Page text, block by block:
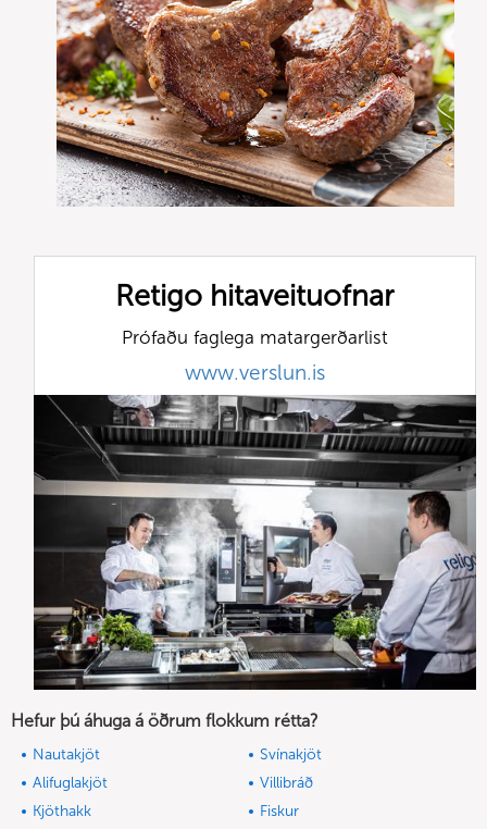
Retigo hitaveituofnar
Prófaðu faglega matargerðarlist
www.verslun.is
Hefur þú áhuga á öðrum flokkum rétta?
Nautakjöt
Svínakjöt
Alifuglakjöt
Villibráð
Kjöthakk
Fiskur